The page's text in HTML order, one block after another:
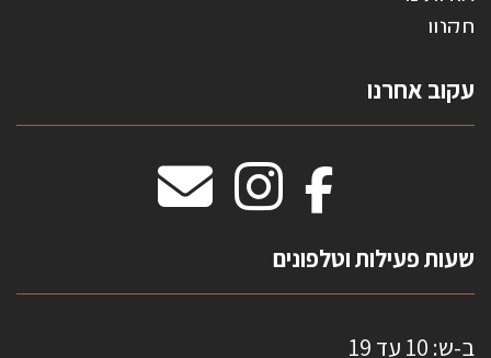
תקנון
טפטים משולשים
וילונות חסיני אש
מדבקות אנטי סאן
עקוב אחרנו
שעות פעילות וטלפונים
ב-ש: 10 עד 19